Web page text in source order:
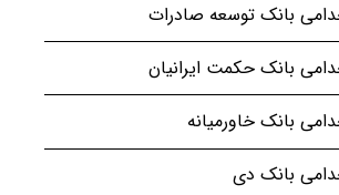
بانک توسعه صادرات
بانک حکمت ایرانیان
بانک خاورمیانه
بانک دی